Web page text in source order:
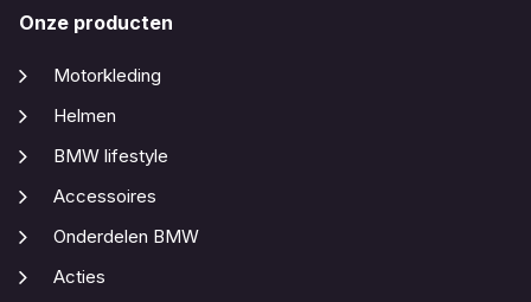
Onze producten
Motorkleding
Helmen
BMW lifestyle
Accessoires
Onderdelen BMW
Acties